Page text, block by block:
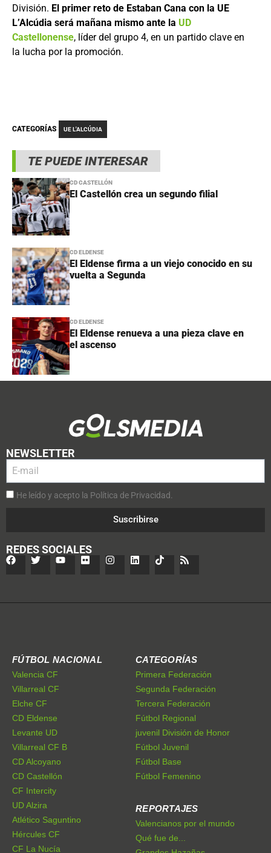
TE PUEDE INTERESAR
CD CASTELLÓN
El Castellón crea un segundo filial
CD ELDENSE
El Eldense firma a un viejo conocido en su
vuelta a Segunda
CD ELDENSE
El Eldense renueva a una pieza clave en
el ascenso
División. El primer reto de Estaban Cana con la UE
L’Alcúdia será mañana mismo ante la UD
Castellonense, líder del grupo 4, en un partido clave en
la lucha por la promoción.
CATEGORÍAS UE L'ALCÚDIA
NEWSLETTER
He leído y acepto la Política de Privacidad.
Suscribirse
REDES SOCIALES
FÚTBOL NACIONAL
Valencia CF
Villarreal CF
Elche CF
CD Eldense
Levante UD
Villarreal CF B
CD Alcoyano
CD Castellón
CF Intercity
UD Alzira
Atlético Saguntino
Hércules CF
CF La Nucía
CATEGORÍAS
Primera Federación
Segunda Federación
Tercera Federación
Fútbol Regional
juvenil División de Honor
Fútbol Juvenil
Fútbol Base
Fútbol Femenino
REPORTAJES
Valencianos por el mundo
Qué fue de...